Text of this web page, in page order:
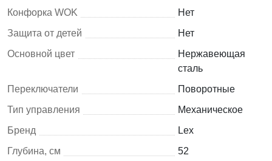
Конфорка WOK
Нет
Защита от детей
Нет
Основной цвет
Нержавеющая
сталь
Переключатели
Поворотные
Тип управления
Механическое
Бренд
Lex
Глубина, см
52